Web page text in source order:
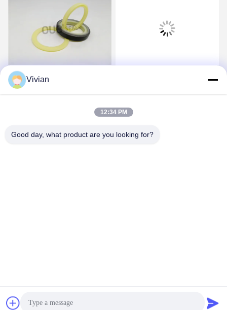
पॉलीयुरेथेन हाइड्रोलिक रॉड
सील कैटरपिलर पिस्टन तेल सील
सबसे अच्छी कीमत प्राप्त करें
सीलसबसे अच्छी कीमत प्राप्त करें
Vivian
12:34 PM
Good day, what product are you looking for?